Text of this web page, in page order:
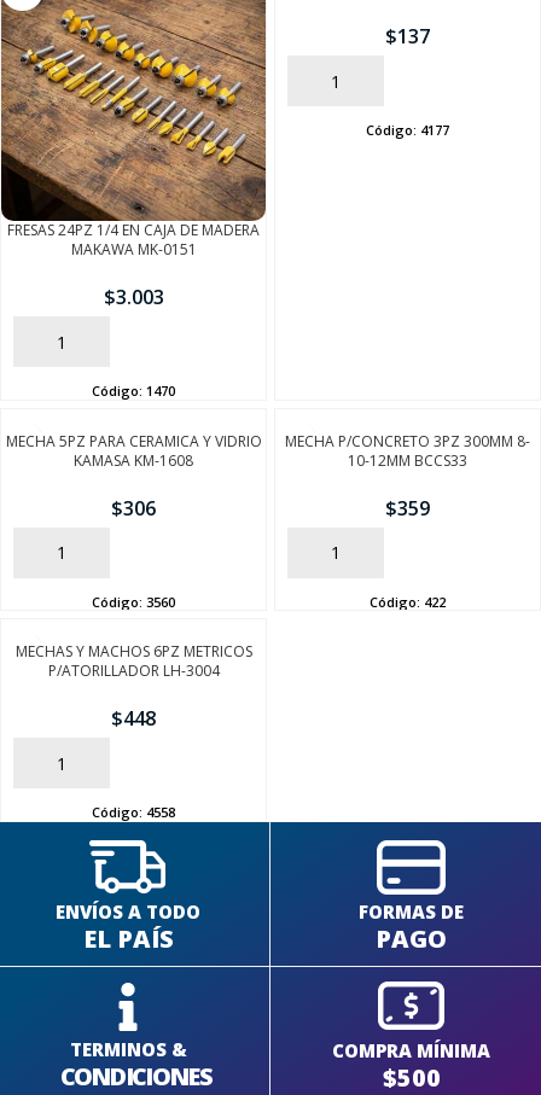
FRESAS 24PZ 1/4 EN CAJA DE MADERA
MAKAWA MK-0151
$3.003
AÑADIR
Código: 1470
$137
AÑADIR
Código: 4177
MECHA 5PZ PARA CERAMICA Y VIDRIO
KAMASA KM-1608
$306
AÑADIR
Código: 3560
MECHA P/CONCRETO 3PZ 300MM 8-
10-12MM BCCS33
$359
AÑADIR
Código: 422
MECHAS Y MACHOS 6PZ METRICOS
P/ATORILLADOR LH-3004
$448
AÑADIR
Código: 4558
ENVÍOS A TODO
EL PAÍS
FORMAS DE
PAGO
TERMINOS &
CONDICIONES
COMPRA MÍNIMA
$500
SEGUÍ COMPRANDO